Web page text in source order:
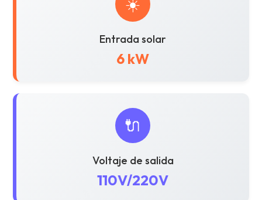
Entrada solar
6 kW
🔌
Voltaje de salida
110V/220V